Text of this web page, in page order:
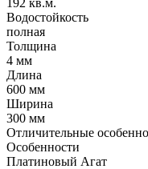
Водостойкость
полная
Толщина
4 мм
Длина
600 мм
Ширина
300 мм
Отличительные
Особенности
Платиновый Агат